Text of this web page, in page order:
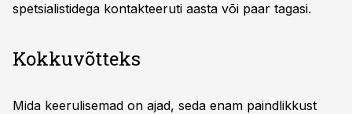
spetsialistidega kontakteeruti aasta või paar tagasi.
Kokkuvõtteks
Mida keerulisemad on ajad, seda enam paindlikkust